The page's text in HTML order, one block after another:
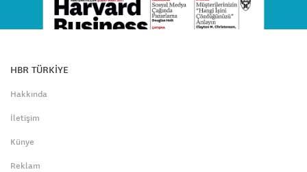
HBR TÜRKİYE
Hakkında
İletişim
Künye
Reklam